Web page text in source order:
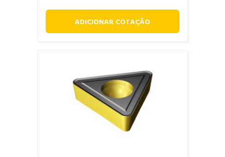
ADICIONAR COTAÇÃO